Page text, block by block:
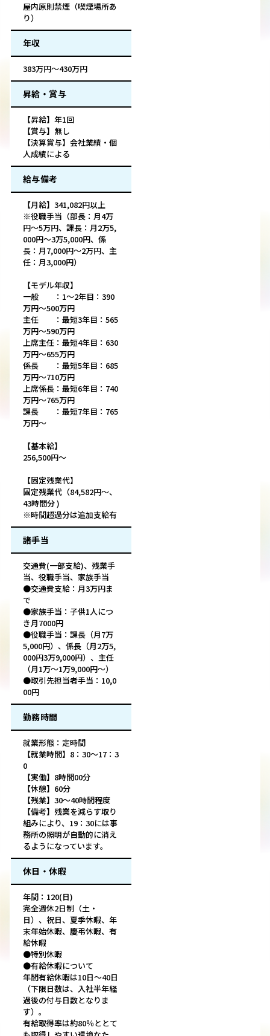
屋内原則禁煙（喫煙場所あ
り）
年収
383万円～430万円
昇給・賞与
【昇給】年1回
【賞与】無し
【決算賞与】会社業績・個
人成績による
給与備考
【月給】341,082円以上
※役職手当（部長：月4万
円～5万円、課長：月2万5,
000円～3万5,000円、係
長：月7,000円～2万円、主
任：月3,000円）
【モデル年収】
一般 ：1～2年目：390
万円～500万円
主任 ：最短3年目：565
万円～590万円
上席主任：最短4年目：630
万円～655万円
係長 ：最短5年目：685
万円～710万円
上席係長：最短6年目：740
万円～765万円
課長 ：最短7年目：765
万円～
【基本給】
256,500円～
【固定残業代】
固定残業代（84,582円～、
43時間分 )
※時間超過分は追加支給有
諸手当
交通費(一部支給)、残業手
当、役職手当、家族手当
●交通費支給：月3万円ま
で
●家族手当：子供1人につ
き月7000円
●役職手当：課長（月7万
5,000円）、係長（月2万5,
000円3万9,000円）、主任
（月1万～1万9,000円～）
●取引先担当者手当：10,0
00円
勤務時間
就業形態：定時間
【就業時間】8：30～17：3
0
【実働】8時間00分
【休憩】60分
【残業】30～40時間程度
【備考】残業を減らす取り
組みにより、19：30には事
務所の照明が自動的に消え
るようになっています。
休日・休暇
年間：120(日)
完全週休2日制（土・
日）、祝日、夏季休暇、年
末年始休暇、慶弔休暇、有
給休暇
●特別休暇
●有給休暇について
年間有給休暇は10日～40日
（下限日数は、入社半年経
過後の付与日数となりま
す）。
有給取得率は約80％ととて